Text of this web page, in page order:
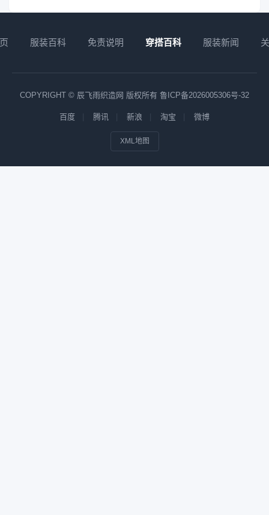
服装百科 免责说明 穿搭百科 服装新闻
COPYRIGHT © 辰飞雨织造网 版权所有 鲁ICP备2026005306号-32
百度 腾讯 新浪 淘宝 微博
XML地图